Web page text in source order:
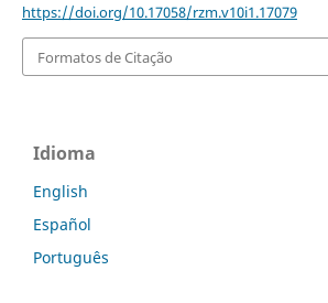
https://doi.org/10.17058/rzm.v10i1.17079
Formatos de Citação
Idioma
English
Español
Português